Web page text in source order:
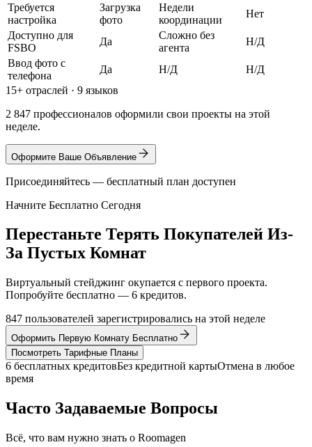
Требуется
настройка
Загрузка
фото
Недели
координации
Нет
Доступно для
FSBO
Да
Сложно без
агента
Н/Д
Ввод фото с
телефона
Да Н/Д
Н/Д
15+ отраслей · 9 языков
2 847 профессионалов оформили свои проекты на этой
неделе.
Оформите Ваше Объявление
Присоединяйтесь — бесплатный план доступен
Начните Бесплатно Сегодня
Перестаньте Терять Покупателей Из-
За Пустых Комнат
Виртуальный стейджинг окупается с первого проекта.
Попробуйте бесплатно — 6 кредитов.
847 пользователей зарегистрировались на этой неделе
Оформить Первую Комнату Бесплатно
Посмотреть Тарифные Планы
6 бесплатных кредитовБез кредитной картыОтмена в любое
время
Часто Задаваемые Вопросы
Всё, что вам нужно знать о Roomagen